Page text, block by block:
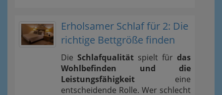
Erholsamer Schlaf für 2: Die
richtige Bettgröße finden
Die Schlafqualität spielt für das
Wohlbefinden und die
Leistungsfähigkeit eine
entscheidende Rolle. Wer schlecht